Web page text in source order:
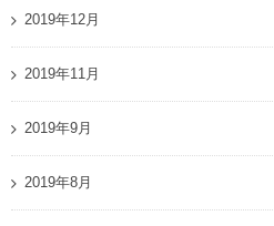
2019年12月
2019年11月
2019年9月
2019年8月